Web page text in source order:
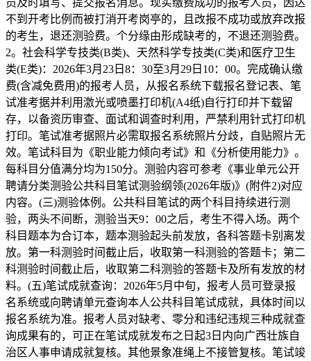
员及时填写、提交报名消息。现实缴费成功的报考人员，因达
不到开考比例而被打消开考岗亭的，且改报不成功或放弃改报
的考生，退还测验费。个分缘由形成缺考的，不退还测验费。
2。社会科学专技类(B类)、天然科学专技类(C类)和医疗卫生
类(E类)：2026年3月23日8：30至3月29日10：00。完成确认缴
费(含减免费用)的报考人员，从报名系统下载报名登记表、笔
试准考据并利用激光或喷墨打印机(A4纸)自行打印并下载留
存，以备资历审查、面试和调查时利用，严禁利用针式打印机
打印。笔试准考据照片必需取报名系统照片分歧，自贴照片无
效。笔试科目为《职业能力倾向考试》和《分析使用能力》。
每科目分值满分均为150分。测验内容可参考《事业单元公开
聘请分类测验公共科目笔试测验纲领(2026年版)》(附件2)对应
内容。(三)测验体例。公共科目笔试的两个科目持续进行测
验，两头不间断，测验当天9：00之后，考生不得入场。两个
科目题本为合订本，题本测验起头前发放，各科答题卡别离发
放。第一科测验时间截止后，收取第一科测验的答题卡；第二
科测验时间截止后，收取第二科测验的答题卡及所有发放的材
料。(五)笔试成就查询：2026年5月中旬，报考人员可登录报
名系统或向聘请单元查询本人公共科目笔试成就，具体时间以
报名系统为准。报考人员对缺考、零分和违纪违规三种成就查
询成果有的，可正在笔试成就发布之日起3日内向广西壮族自
治区人事申请成就复核。其他景象准绳上不接管复核。笔试竣